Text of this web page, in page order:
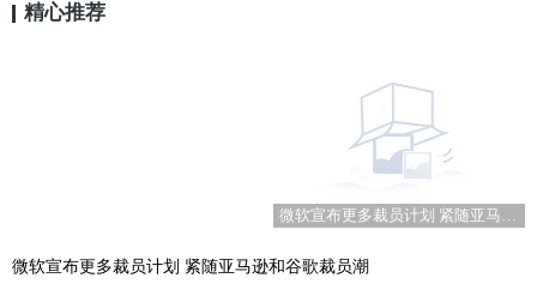
精心推荐
微软宣布更多裁员计划 紧随亚马逊和谷歌裁员潮
微软宣布更多裁员计划 紧随亚马逊和谷歌裁员潮